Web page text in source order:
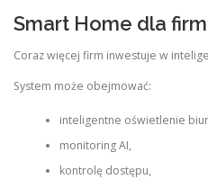
Smart Home dla
Coraz więcej firm inwestuje w
System może obejmować:
inteligentne oświetlenie
monitoring AI,
kontrolę dostępu,